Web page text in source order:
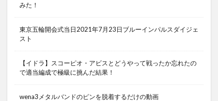
みた！
東京五輪開会式当日2021年7月23日ブルーインパルスダイジェ
スト
【イドラ】スコーピオ・アビスとどうやって戦ったか忘れたの
で適当編成で極級に挑んだ結果！
wena3メタルバンドのピンを脱着するだけの動画